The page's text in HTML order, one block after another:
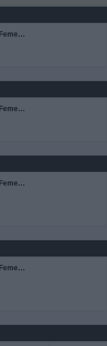
Sudamericano Femenino Sub-17
Sudamericano Femenino Sub-17
Sudamericano Femenino Sub-20
Sudamericano Femenino Sub-20